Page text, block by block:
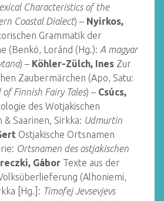
Characteristics of the
Coastal Dialect) – Nyirkos,
Grammatik der
(Benkö, Loránd (Hg.): A magyar
) – Köhler-Zülch, Ines Zur
Zaubermärchen (Apo, Satu:
Finnish Fairy Tales) – Csúcs,
des Wotjakischen
Saarinen, Sirkka: Udmurtin
Ostjakische Ortsnamen
Ortsnamen des ostjakischen
Gábor Texte aus der
(Alhoniemi,
[Hg.]: Timofej Jevsevjevs